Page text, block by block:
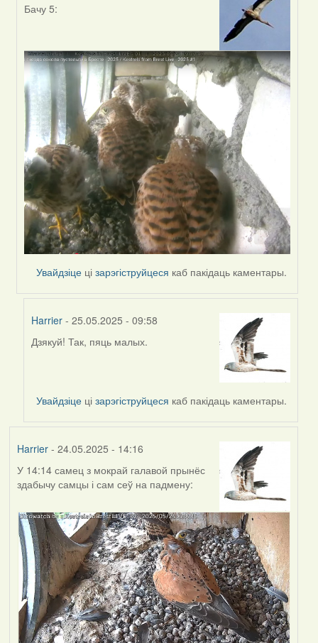
In
by
Harrier
Бачу 5:
Увайдзіце цізарэгіструйцеся каб пакідаць каментары.
Harrier - 25.05.2025 - 09:58
In
Lighty
Дзякуй! Так, пяць малых.
Увайдзіце цізарэгіструйцеся каб пакідаць каментары.
Harrier- 24.05.2025 - 14:16
У 14:14 самец з мокрай галавой прынёс
здабычу самцы і сам сеў на падмену: